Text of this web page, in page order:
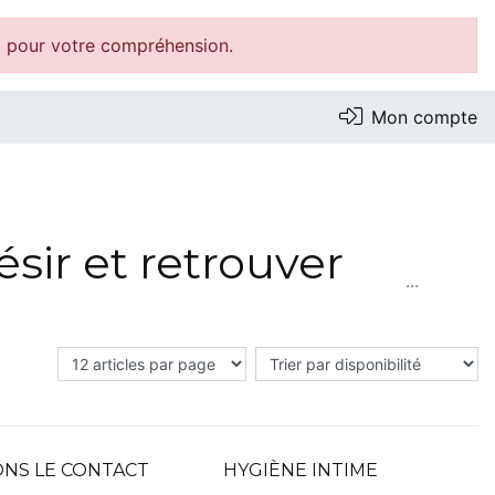
votre compréhension.
Mon compte
et retrouver
ou pression peuvent entraîner une
la confiance, la vitalité et la qualité de la vie
LE CONTACT HYGIÈNE INTIME